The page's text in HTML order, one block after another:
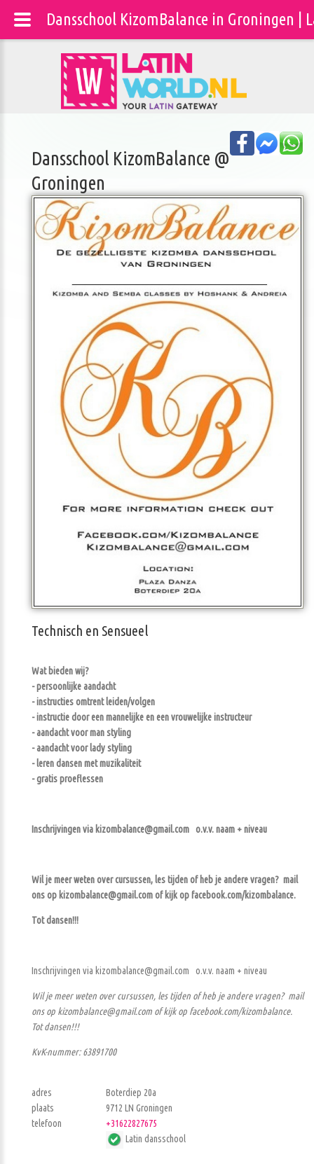
Dansschool KizomBalance @
Groningen
Technisch en Sensueel
Wat bieden wij?
- persoonlijke aandacht
- instructies omtrent leiden/volgen
- instructie door een mannelijke en een vrouwelijke instructeur
- aandacht voor man styling
- aandacht voor lady styling
- leren dansen met muzikaliteit
- gratis proeflessen
Inschrijvingen via kizombalance@gmail.com o.v.v. naam + niveau
Wil je meer weten over cursussen, les tijden of heb je andere vragen? mail
ons op kizombalance@gmail.com of kijk op facebook.com/kizombalance.
Tot dansen!!!
Inschrijvingen via kizombalance@gmail.com o.v.v. naam + niveau
Wil je meer weten over cursussen, les tijden of heb je andere vragen? mail
ons op kizombalance@gmail.com of kijk op facebook.com/kizombalance.
Tot dansen!!!
KvK-nummer: 63891700
adres
Boterdiep 20a
plaats
9712 LN Groningen
telefoon
+31622827675
Latin dansschool
Dansschool KizomBalance in Groningen |